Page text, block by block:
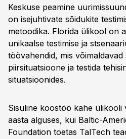
Keskuse peamine
on isejuhtivate sõidukite
metoodika. Florida ülikool on
unikaalse testimise ja
töövahendid, mis võimaldavad
piirsituatsioone ja testida
situatsioonides.
Sisuline koostöö kahe ülikooli
aasta alguses, kui Baltic-
Foundation toetas TalTech